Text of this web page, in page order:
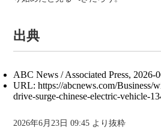
出典
ABC News / Associated Press, 2026-
URL: https://abcnews.com/Business/
drive-surge-chinese-electric-vehicle-
2026年6月23日 09:45 より抜粋